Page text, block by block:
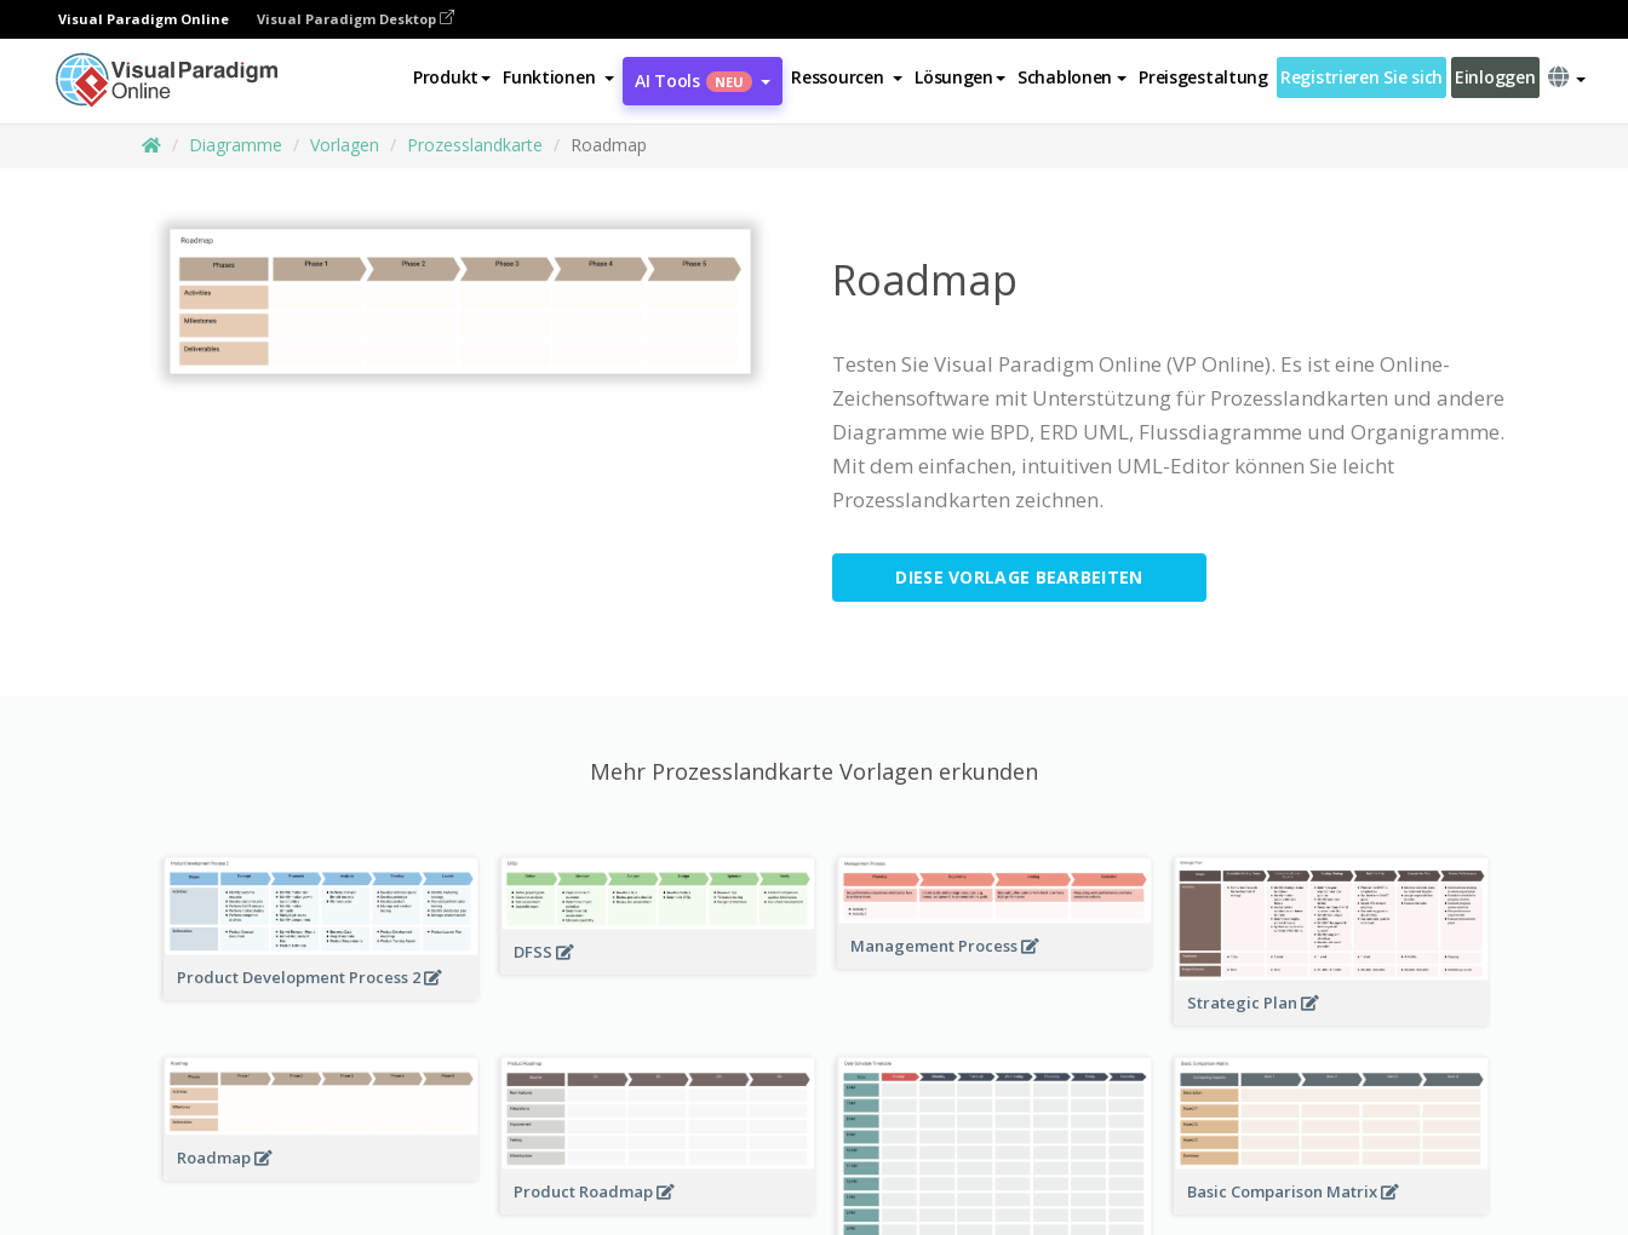
Visual Paradigm Online Visual Paradigm Desktop
Produkt Funktionen AI Tools NEU Ressourcen Lösungen Schablonen Preisgestaltung Registrieren Sie sich Einloggen
Diagramme Vorlagen Prozesslandkarte Roadmap
Roadmap
Testen Sie Visual Paradigm Online (VP Online). Es ist eine Online-
Zeichensoftware mit Unterstützung für Prozesslandkarten und andere
Diagramme wie BPD, ERD UML, Flussdiagramme und Organigramme.
Mit dem einfachen, intuitiven UML-Editor können Sie leicht
Prozesslandkarten zeichnen.
DIESE VORLAGE BEARBEITEN
Mehr Prozesslandkarte Vorlagen erkunden
Product Development Process 2
DFSS Management Process
Strategic Plan
Roadmap
Product Roadmap
Basic Comparison Matrix